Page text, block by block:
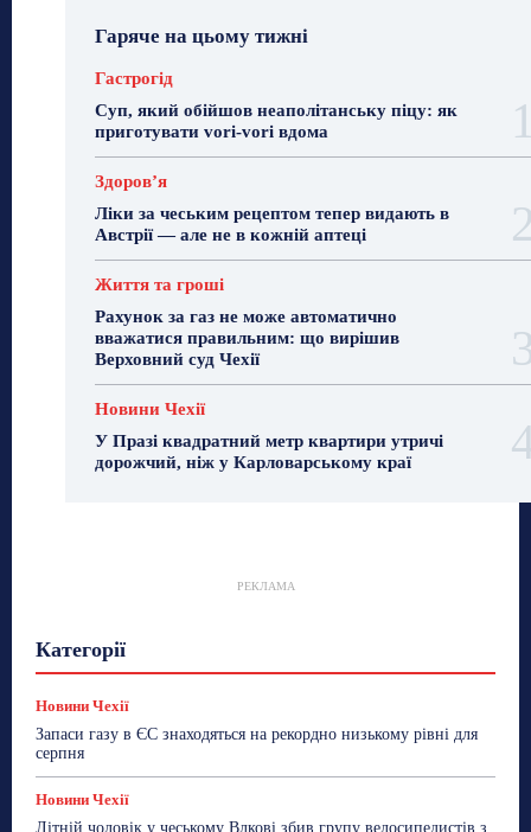
Гаряче на цьому тижні
Гастрогід
Суп, який обійшов неаполітанську піцу: як
приготувати vori-vori вдома
Здоровʼя
Ліки за чеським рецептом тепер видають в
Австрії — але не в кожній аптеці
Життя та гроші
Рахунок за газ не може автоматично
вважатися правильним: що вирішив
Верховний суд Чехії
Новини Чехії
У Празі квадратний метр квартири утричі
дорожчий, ніж у Карловарському краї
РЕКЛАМА
Категорії
Новини Чехії
Спорт
ТехноМанія
Топ-новини Фоторепортаж
Новини Чехії
Запаси газу в ЄС знаходяться на рекордно низькому рівні для
серпня
Новини Чехії
Літній чоловік у чеському Влкові збив групу велосипедистів з